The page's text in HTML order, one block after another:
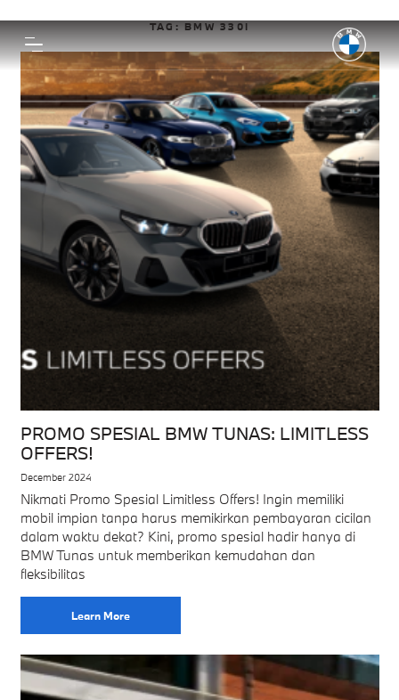
TAG:BMW 330I
PROMO SPESIAL BMW TUNAS: LIMITLESS
OFFERS!
December 2024
Nikmati Promo Spesial Limitless Offers! Ingin memiliki
mobil impian tanpa harus memikirkan pembayaran cicilan
dalam waktu dekat? Kini, promo spesial hadir hanya di
BMW Tunas untuk memberikan kemudahan dan
fleksibilitas
Learn More